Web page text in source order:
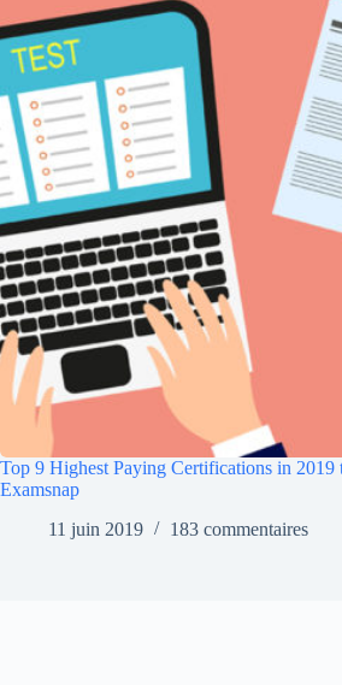
Top 9 Highest Paying Certifications in 2019
Examsnap
11 juin 2019
183 commentaires